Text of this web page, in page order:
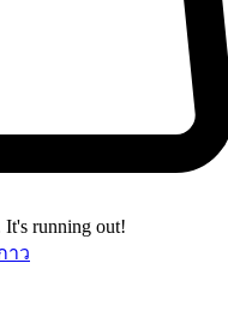
It's running out!
าว